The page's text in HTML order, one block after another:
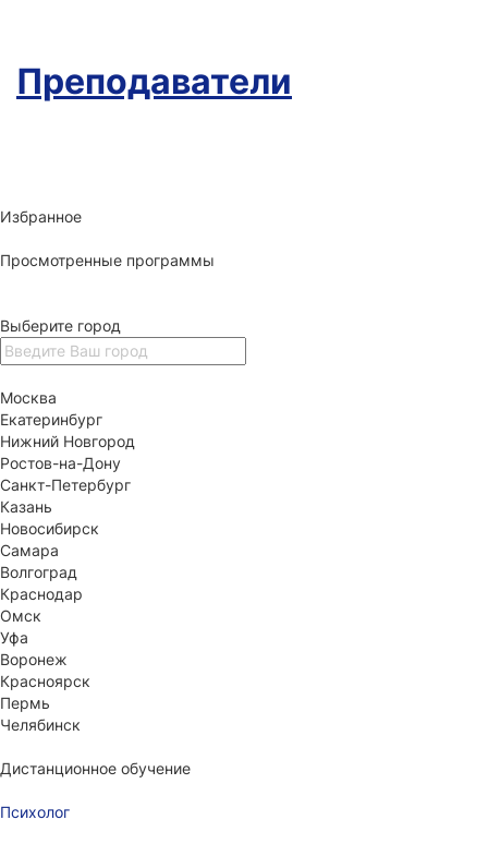
Преподаватели
Избранное
Просмотренные программы
Выберите город
Москва
Екатеринбург
Нижний Новгород
Ростов-на-Дону
Санкт-Петербург
Казань
Новосибирск
Самара
Волгоград
Краснодар
Омск
Уфа
Воронеж
Красноярск
Пермь
Челябинск
Дистанционное обучение
Психолог